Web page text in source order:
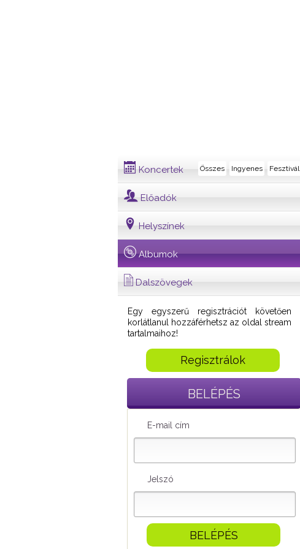
Koncertek Fesztivál
Ingyenes
Összes
Előadók
Helyszínek
Albumok
Dalszövegek
Egy egyszerű regisztrációt követően
korlátlanul hozzáférhetsz az oldal stream
tartalmaihoz!
Regisztrálok
BELÉPÉS
E-mail cím
Jelszó